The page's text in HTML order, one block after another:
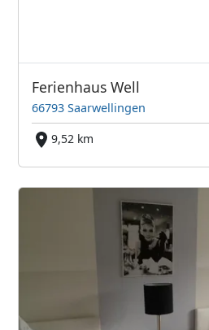
Ferienhaus Well
66793 Saarwellingen
9,52 km